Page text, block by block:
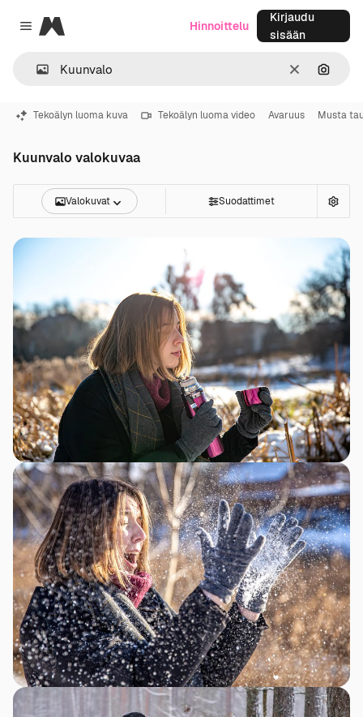
Close menu
Magnific
SelkeäHae
Hinnoittelu
Kirjaudu
sisään
Tekoälyn luoma kuva Tekoälyn luoma video Avaruus Musta
Kuunvalo valokuvaa
Valokuvat Suodattimet